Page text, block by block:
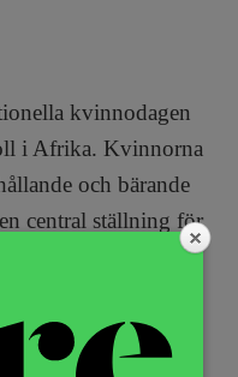
kvinnodagen
i Afrika. Kvinnorna
och bärande
central ställning för
på
drabbat av krig,
är inte jämställda
Samtalet hålls på